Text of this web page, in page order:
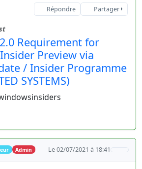
Répondre Partager
Requirement for
Preview via
/ Insider Programme
SYSTEMS)
Admin Le 02/07/2021 à 18:41